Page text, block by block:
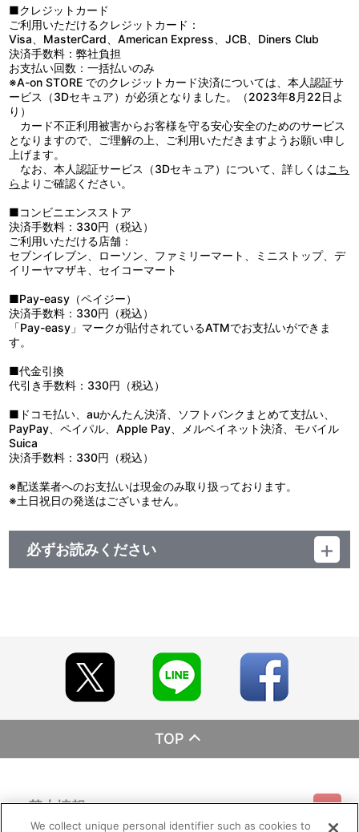
＜収録曲＞
1：ｓｌｅｅｐｌａｎｄ
2：誰もわたしを知らない世界へ
3：ｆａｉｒｙ ｔａｌｅの明けに
■クレジットカード
ご利用いただけるクレジットカード：
Visa、MasterCard、American Express、JCB、Diners Club
決済手数料：弊社負担
お支払い回数：一括払いのみ
※A-on STORE でのクレジットカード決済については、本人認証サ
ービス（3Dセキュア）が必須となりました。（2023年8月22日よ
り）
カード不正利用被害からお客様を守る安心安全のためのサービス
となりますので、ご理解の上、ご利用いただきますようお願い申し
上げます。
なお、本人認証サービス（3Dセキュア）について、詳しくはこち
ら よりご確認ください。
■コンビニエンスストア
決済手数料：330円（税込）
ご利用いただける店舗：
セブンイレブン、ローソン、ファミリーマート、ミニストップ、デ
イリーヤマザキ、セイコーマート
■Pay-easy（ペイジー）
決済手数料：330円（税込）
「Pay-easy」マークが貼付されているATMでお支払いができま
す。
■代金引換
代引き手数料：330円（税込）
■ドコモ払い、auかんたん決済、ソフトバンクまとめて支払い、
PayPay、ペイパル、Apple Pay、メルペイネット決済、モバイル
Suica
決済手数料：330円（税込）
※配送業者へのお支払いは現金のみ取り扱っております。
※土日祝日の発送はございません。
必ずお読みください
TOP
基本情報
We collect unique personal identifier such as cookies to